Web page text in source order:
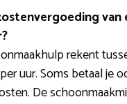
van
rekent
uur. Soms betaal je
De